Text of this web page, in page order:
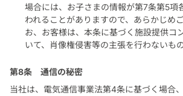
場合には、お子さまの情報が第7条第5項
われることがありますので、あらかじめ
お、お客様は、本条に基づく施設提供コ
いて、肖像権侵害等の主張を行わないも
第8条
通信の秘密
当社は、電気通信事業法第4条に基づく場合